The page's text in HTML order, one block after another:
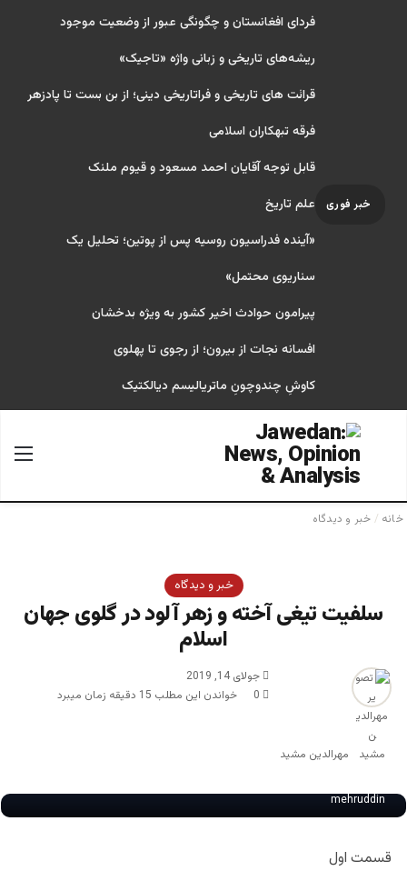
خبر فوری
فردای افغانستان و چگونگی عبور از وضعیت موجود
ریشه‌های تاریخی و زبانی واژه «تاجیک»
قرائت های تاریخی و فراتاریخی دینی؛ از بن بست تا پادزهر
فرقه تبهکاران اسلامی
قابل توجه آقایان احمد مسعود و قیوم ملنک
علم تاریخ
«آینده فدراسیون روسیه پس از پوتین؛ تحلیل یک
سناریوی محتمل»
پیرامون حوادث اخیر کشور به ویژه بدخشان
افسانه نجات از بیرون؛ از رجوی تا پهلوی
کاوشِ چندو‌چونِ ماتریالیسم دیالکتیک
جستجو برای
خانه / خبر و دیدگاه
خبر و دیدگاه
سلفیت تیغی آخته و زهر آلود در گلوی جهان
اسلام
مهرالدین مشید
جولای 14, 2019
0
خواندن این مطلب 15 دقیقه زمان میبرد
قسمت اول